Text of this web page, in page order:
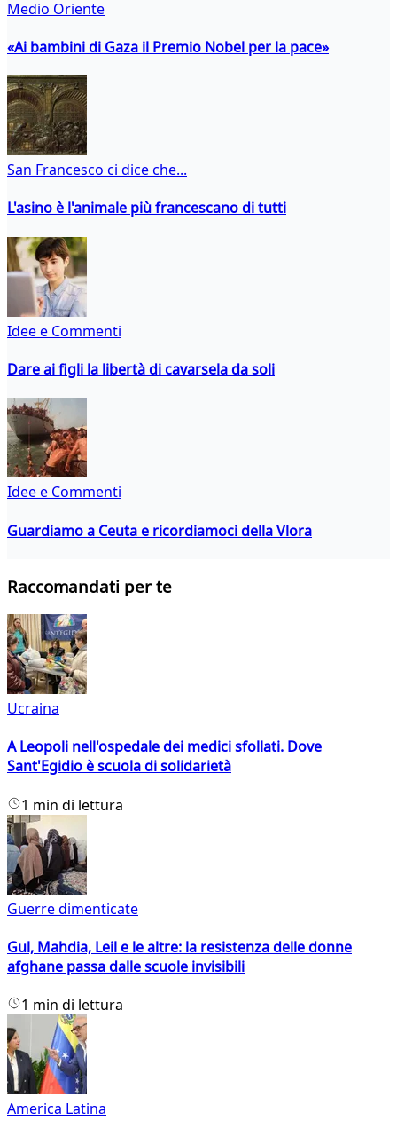
Medio Oriente
«Ai bambini di Gaza il Premio Nobel per la pace»
San Francesco ci dice che...
L'asino è l'animale più francescano di tutti
Idee e Commenti
Dare ai figli la libertà di cavarsela da soli
Idee e Commenti
Guardiamo a Ceuta e ricordiamoci della Vlora
Raccomandati per te
Ucraina
A Leopoli nell'ospedale dei medici sfollati. Dove
Sant'Egidio è scuola di solidarietà
1 min di lettura
Guerre dimenticate
Gul, Mahdia, Leil e le altre: la resistenza delle donne
afghane passa dalle scuole invisibili
1 min di lettura
America Latina